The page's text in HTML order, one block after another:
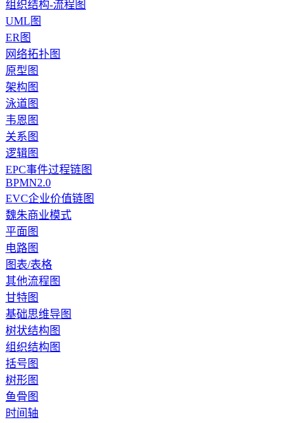
组织结构-流程图
UML图
ER图
网络拓扑图
原型图
架构图
泳道图
韦恩图
关系图
逻辑图
EPC事件过程链图
BPMN2.0
EVC企业价值链图
魏朱商业模式
平面图
电路图
图表/表格
其他流程图
甘特图
基础思维导图
树状结构图
组织结构图
括号图
树形图
鱼骨图
时间轴